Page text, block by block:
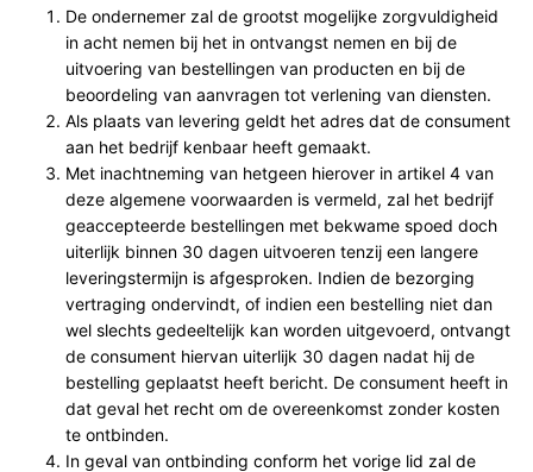
De ondernemer zal de grootst mogelijke zorgvuldigheid
in acht nemen bij het in ontvangst nemen en bij de
uitvoering van bestellingen van producten en bij de
beoordeling van aanvragen tot verlening van diensten.
Als plaats van levering geldt het adres dat de consument
aan het bedrijf kenbaar heeft gemaakt.
Met inachtneming van hetgeen hierover in artikel 4 van
deze algemene voorwaarden is vermeld, zal het bedrijf
geaccepteerde bestellingen met bekwame spoed doch
uiterlijk binnen 30 dagen uitvoeren tenzij een langere
leveringstermijn is afgesproken. Indien de bezorging
vertraging ondervindt, of indien een bestelling niet dan
wel slechts gedeeltelijk kan worden uitgevoerd, ontvangt
de consument hiervan uiterlijk 30 dagen nadat hij de
bestelling geplaatst heeft bericht. De consument heeft in
dat geval het recht om de overeenkomst zonder kosten
te ontbinden.
In geval van ontbinding conform het vorige lid zal de